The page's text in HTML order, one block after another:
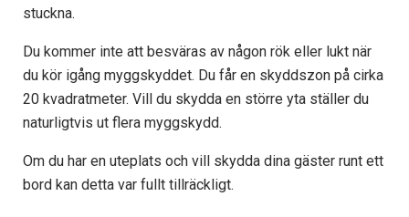
stuckna.
Du kommer inte att besväras av någon rök eller lukt när
du kör igång myggskyddet. Du får en skyddszon på cirka
20 kvadratmeter. Vill du skydda en större yta ställer du
naturligtvis ut flera myggskydd.
Om du har en uteplats och vill skydda dina gäster runt ett
bord kan detta var fullt tillräckligt.